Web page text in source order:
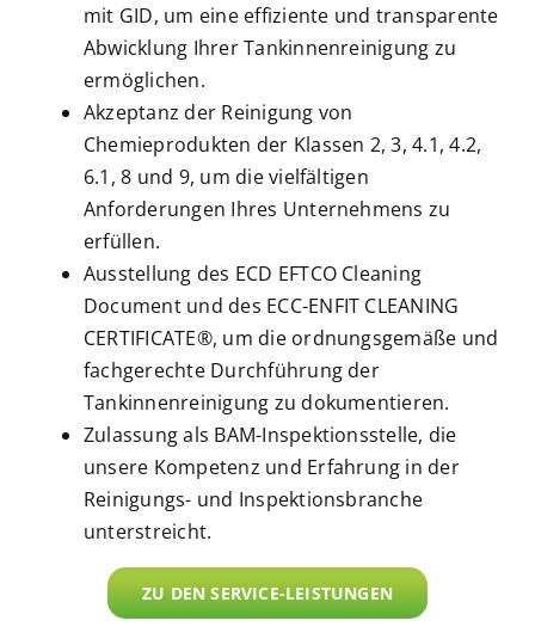
mit GID, um eine effiziente und transparente
Abwicklung Ihrer Tankinnenreinigung zu
ermöglichen.
Akzeptanz der Reinigung von
Chemieprodukten der Klassen 2, 3, 4.1, 4.2,
6.1, 8 und 9, um die vielfältigen
Anforderungen Ihres Unternehmens zu
erfüllen.
Ausstellung des ECD EFTCO Cleaning
Document und des ECC-ENFIT CLEANING
CERTIFICATE®, um die ordnungsgemäße und
fachgerechte Durchführung der
Tankinnenreinigung zu dokumentieren.
Zulassung als BAM-Inspektionsstelle, die
unsere Kompetenz und Erfahrung in der
Reinigungs- und Inspektionsbranche
unterstreicht.
ZU DEN SERVICE-LEISTUNGEN